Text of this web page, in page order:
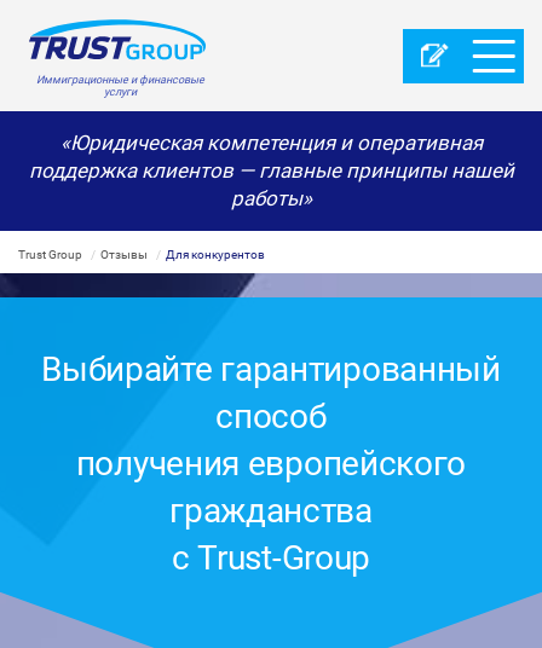
Иммиграционные и финансовые
услуги
«Юридическая компетенция и оперативная
поддержка клиентов — главные принципы нашей
работы»
Trust Group Отзывы Для конкурентов
Выбирайте гарантированный
способ
получения европейского
гражданства
с Trust-Group